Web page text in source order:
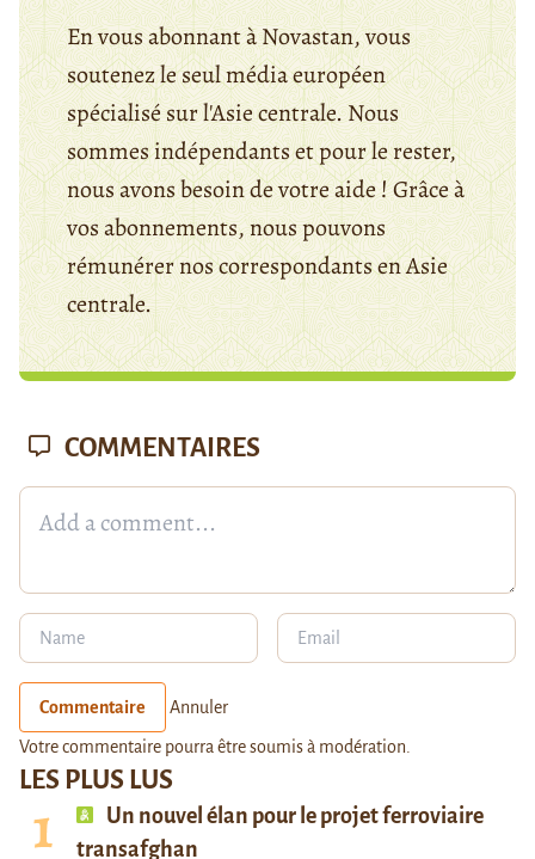
En vous abonnant à Novastan, vous
soutenez le seul média européen
spécialisé sur l'Asie centrale. Nous
sommes indépendants et pour le rester,
nous avons besoin de votre aide ! Grâce à
vos abonnements, nous pouvons
rémunérer nos correspondants en Asie
centrale.
LES PLUS LUS
Un nouvel élan pour le projet ferroviaire
transafghan
COMMENTAIRES
Commentaire Annuler
Votre commentaire pourra être soumis à modération.